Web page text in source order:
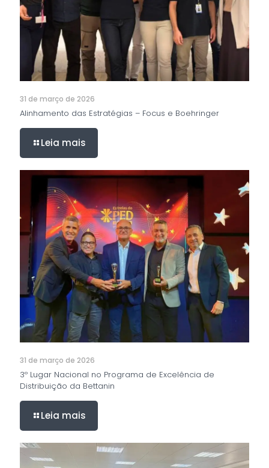
31 de março de 2026
Alinhamento das Estratégias – Focus e Boehringer
Leia mais
31 de março de 2026
3º Lugar Nacional no Programa de Excelência de
Distribuição da Bettanin
Leia mais